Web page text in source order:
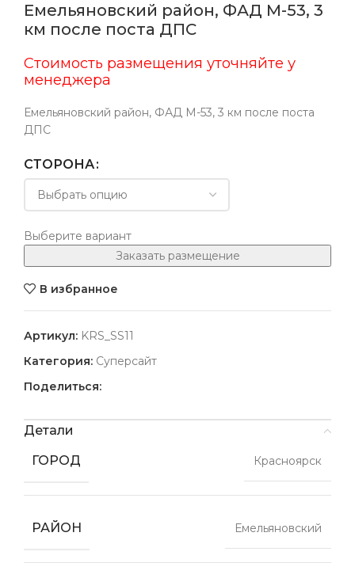
Емельяновский район, ФАД М-53, 3
км после поста ДПС
Стоимость размещения уточняйте у
менеджера
Емельяновский район, ФАД М-53, 3 км после поста
ДПС
СТОРОНА
Выберите вариант
Заказать размещение
В избранное
Артикул: KRS_SS11
Категория: Суперсайт
Поделиться:
Детали
ГОРОД
Красноярск
РАЙОН Емельяновский